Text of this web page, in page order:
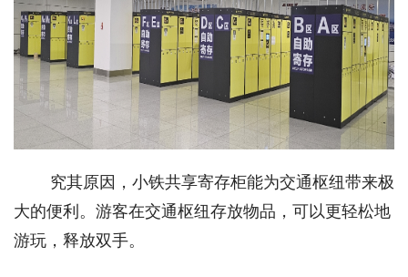
究其原因，小铁共享寄存柜能为交通枢纽带来极
大的便利。游客在交通枢纽存放物品，可以更轻松地
游玩，释放双手。